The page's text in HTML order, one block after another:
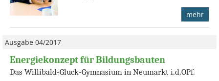
mehr
Ausgabe 04/2017
Energiekonzept für Bildungsbauten
Das Willibald-Gluck-Gymnasium in Neumarkt i.d.OPf.